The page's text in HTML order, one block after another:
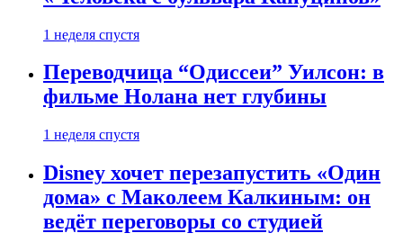
1 неделя спустя
Переводчица “Одиссеи” Уилсон: в
фильме Нолана нет глубины
1 неделя спустя
Disney хочет перезапустить «Один
дома» с Маколеем Калкиным: он
ведёт переговоры со студией